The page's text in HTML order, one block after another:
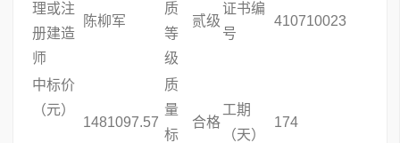
理或注
册建造
师
陈柳军
质
等
级
贰级
证书编
号
410710023
中标价
（元）
1481097.57
质
量
标
合格
工期
（天）
174